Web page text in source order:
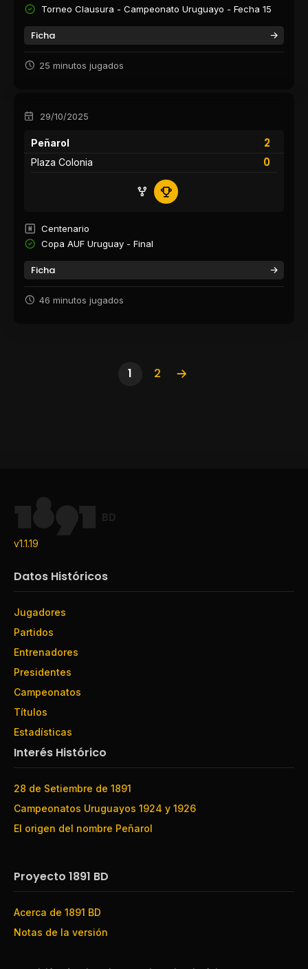
Torneo Clausura - Campeonato Uruguayo - Fecha 15
Ficha
25 minutos jugados
29/10/2025
Peñarol
2
0
Plaza Colonia
Centenario
Copa AUF Uruguay - Final
Ficha
46 minutos jugados
1 2
BD
v1.1.19
Datos Históricos
Jugadores
Partidos
Entrenadores
Presidentes
Campeonatos
Títulos
Estadísticas
Interés Histórico
28 de Setiembre de 1891
Campeonatos Uruguayos 1924 y 1926
El origen del nombre Peñarol
Proyecto 1891 BD
Acerca de 1891 BD
Notas de la versión